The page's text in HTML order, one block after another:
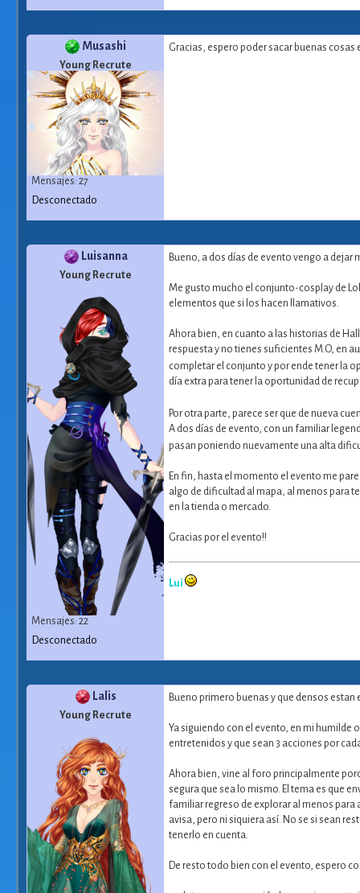
Ezarel regresa te amo
Musashi
Young Recrute
Mensajes: 27
Gracias, espero poder sacar buenas cosas
Desconectado
Luisanna
Young Recrute
Mensajes: 22
Bueno, a dos días de evento vengo a dejar
Me gusto mucho el conjunto-cosplay de
elementos que si los hacen llamativos.
Ahora bien, en cuanto a las historias de
respuesta y no tienes suficientes M.O, en
completar el conjunto y por ende tener la
día extra para tener la oportunidad de
Por otra parte, parece ser que de nueva
A dos días de evento, con un familiar
pasan poniendo nuevamente una alta
En fin, hasta el momento el evento me
algo de dificultad al mapa, al menos para
en la tienda o mercado.
Gracias por el evento!!
Lui
Desconectado
Lalis
Young Recrute
Bueno primero buenas y que densos
Ya siguiendo con el evento, en mi humilde
entretenidos y que sean 3 acciones por
Ahora bien, vine al foro principalmente
segura que sea lo mismo. El tema es que
familiar regreso de explorar al menos
avisa, pero ni siquiera así. No se si sean
tenerlo en cuenta.
De resto todo bien con el evento, espero